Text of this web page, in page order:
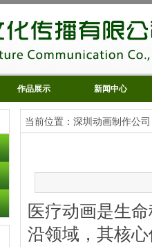
作品展示 新闻中心
当前位置： 深圳动画制作公司
医疗动画是生
沿领域，其核